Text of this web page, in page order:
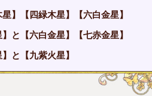
】【四緑木星】【六白金星】
と【六白金星】【七赤金星】
と【九紫火星】